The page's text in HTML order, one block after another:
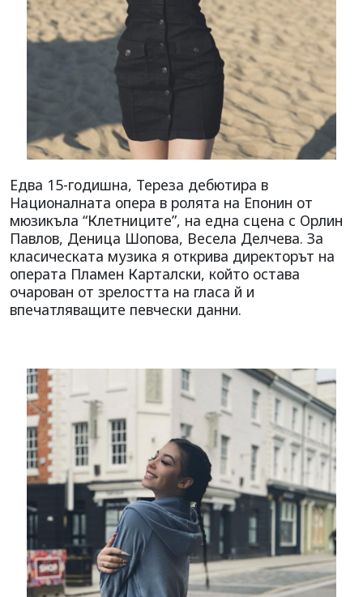
Едва 15-годишна, Тереза дебютира в
Националната опера в ролята на Епонин от
мюзикъла “Клетниците”, на една сцена с Орлин
Павлов, Деница Шопова, Весела Делчева. За
класическата музика я открива директорът на
операта Пламен Карталски, който остава
очарован от зрелостта на гласа й и
впечатляващите певчески данни.